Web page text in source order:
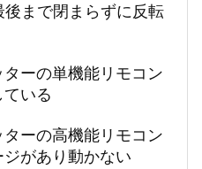
後まで閉まらずに反転
ーの単機能リモコン
いる
ーの高機能リモコン
があり動かない